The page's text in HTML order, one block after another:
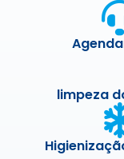
limpeza